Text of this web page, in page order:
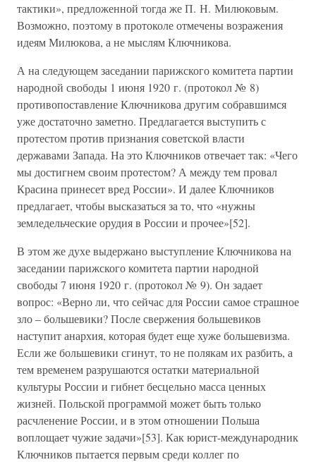
тактики», предложенной тогда же П. Н. Милюковым.
Возможно, поэтому в протоколе отмечены возражения
идеям Милюкова, а не мыслям Ключникова.
А на следующем заседании парижского комитета партии
народной свободы 1 июня 1920 г. (протокол № 8)
противопоставление Ключникова другим собравшимся
уже достаточно заметно. Предлагается выступить с
протестом против признания советской власти
державами Запада. На это Ключников отвечает так: «Чего
мы достигнем своим протестом? А между тем провал
Красина принесет вред России». И далее Ключников
предлагает, чтобы высказаться за то, что «нужны
земледельческие орудия в России и прочее»[52].
В этом же духе выдержано выступление Ключникова на
заседании парижского комитета партии народной
свободы 7 июня 1920 г. (протокол № 9). Он задает
вопрос: «Верно ли, что сейчас для России самое страшное
зло – большевики? После свержения большевиков
наступит анархия, которая будет еще хуже большевизма.
Если же большевики сгинут, то не полякам их разбить, а
тем временем разрушаются остатки материальной
культуры России и гибнет бесцельно масса ценных
жизней. Польской программой может быть только
расчленение России, и в этом отношении Польша
воплощает чужие задачи»[53]. Как юрист-международник
Ключников пытается первым среди коллег по